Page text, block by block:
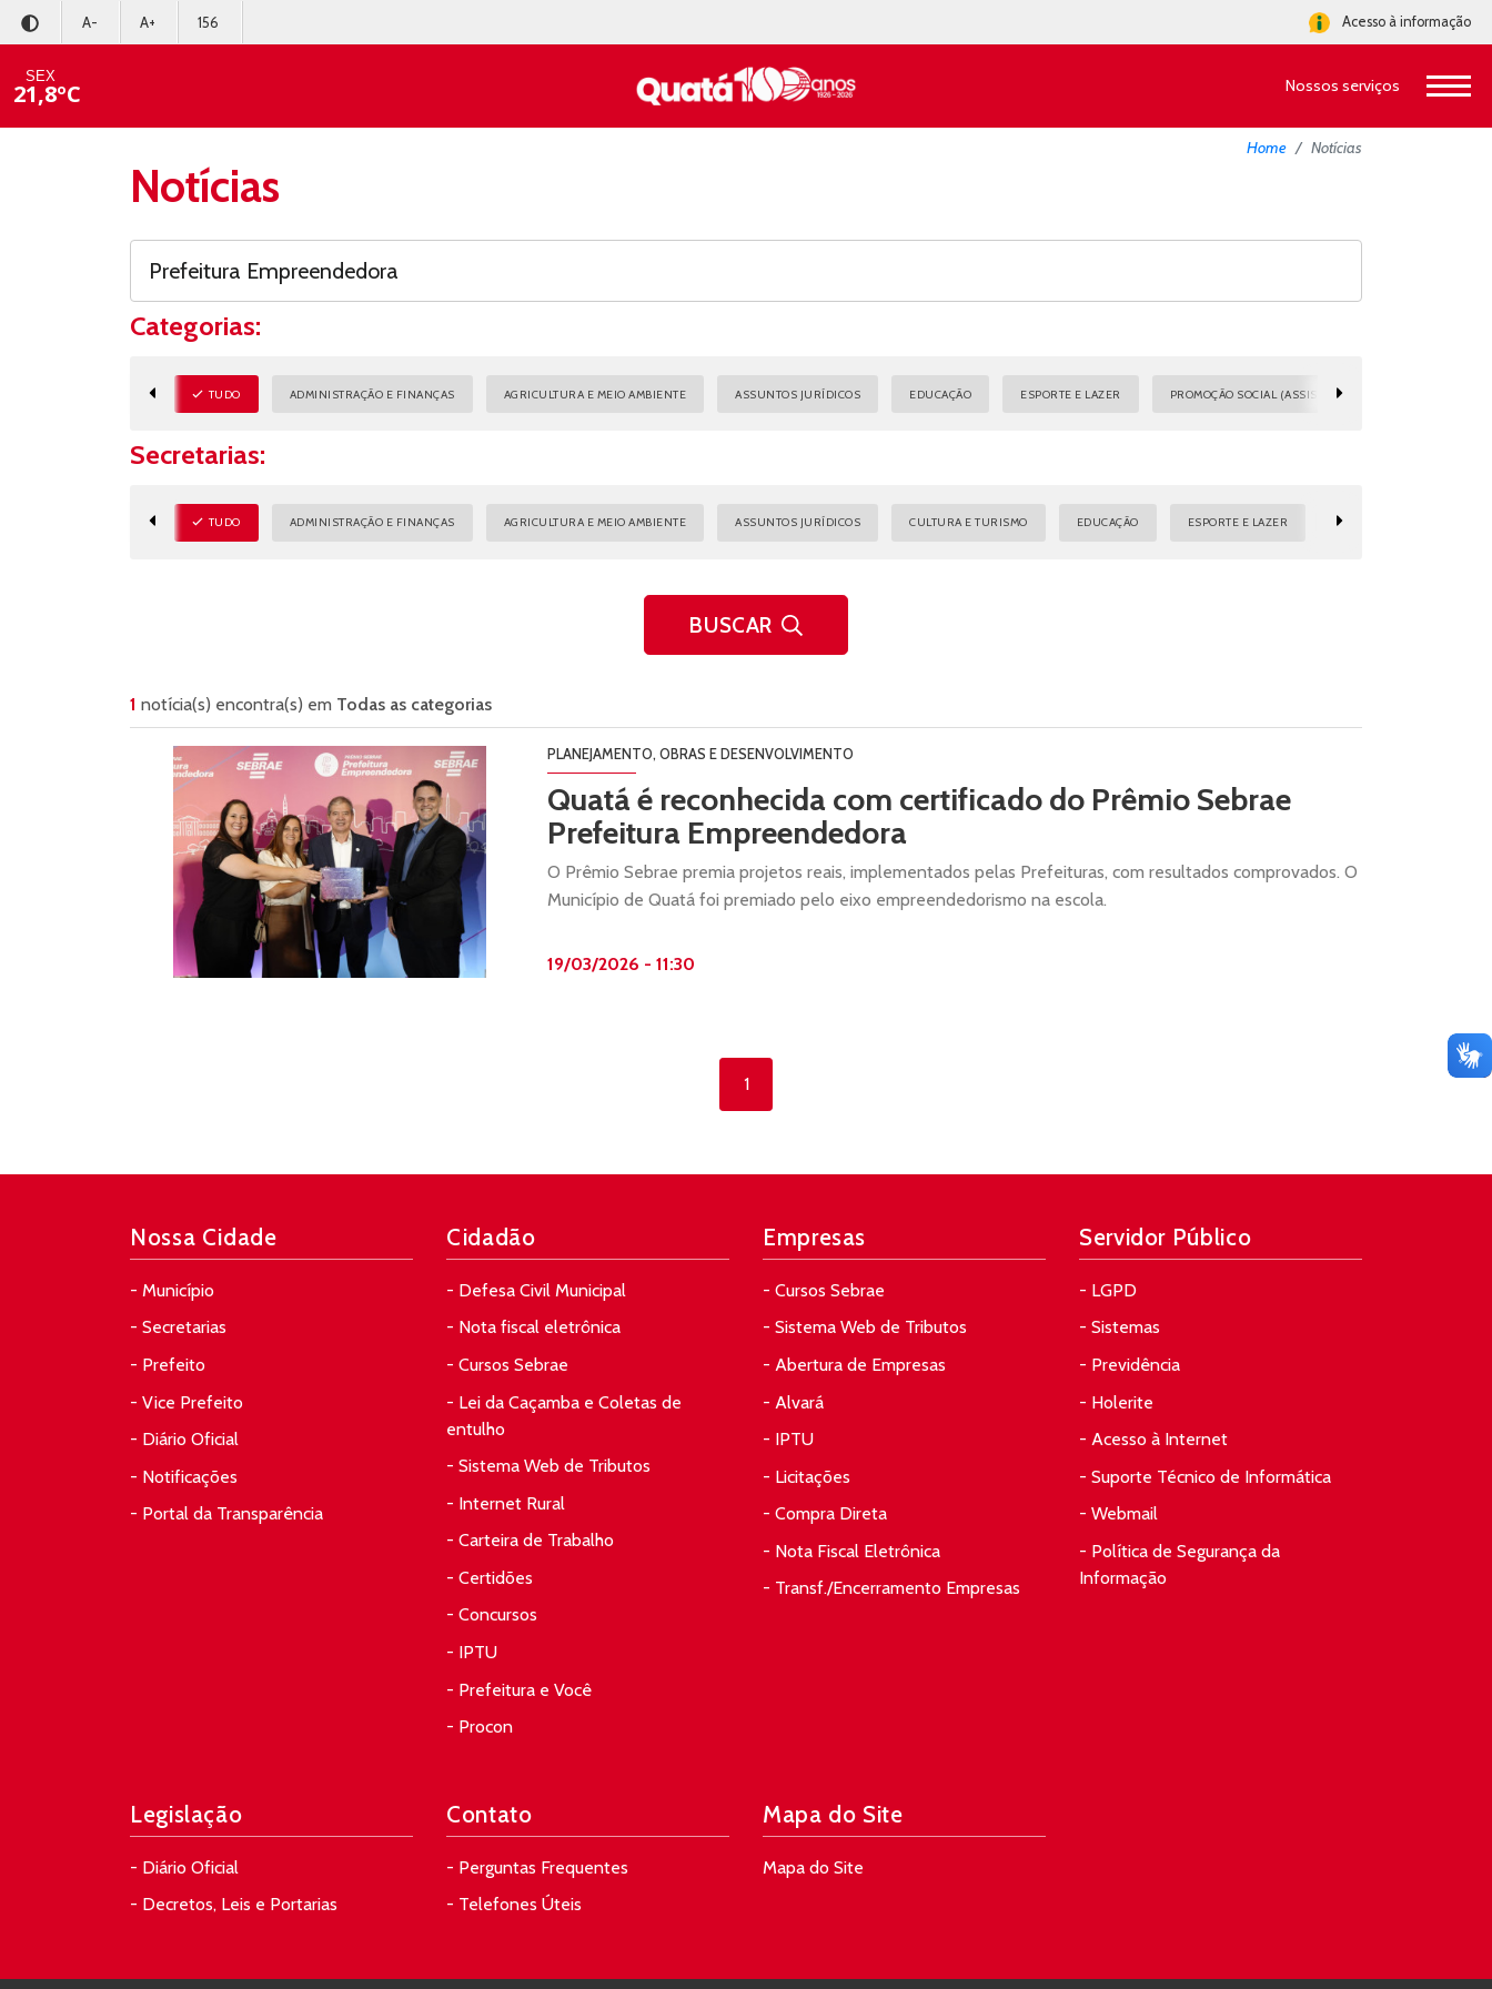
A- A+ 156
SEX
21,8ºC Nossos serviços
Acesso à informação
Home Notícias
Notícias
Categorias:
TUDO ADMINISTRAÇÃO E FINANÇAS AGRICULTURA E MEIO AMBIENTE ASSUNTOS JURÍDICOS EDUCAÇÃO ESPORTE E LAZER PROMOÇÃO SOCIAL (ASSISTÊNCIA)
Secretarias:
TUDO ADMINISTRAÇÃO E FINANÇAS AGRICULTURA E MEIO AMBIENTE ASSUNTOS JURÍDICOS CULTURA E TURISMO EDUCAÇÃO ESPORTE E LAZER INFRAESTRUTURA,
BUSCAR
1 notícia(s) encontra(s) em Todas as categorias
PLANEJAMENTO, OBRAS E DESENVOLVIMENTO
Quatá é reconhecida com certificado do Prêmio Sebrae
Prefeitura Empreendedora
O Prêmio Sebrae premia projetos reais, implementados pelas Prefeituras, com resultados comprovados. O
Município de Quatá foi premiado pelo eixo empreendedorismo na escola.
19/03/2026 - 11:30
1
Nossa Cidade
- Município
- Secretarias
- Prefeito
- Vice Prefeito
- Diário Oficial
- Notificações
- Portal da Transparência
Cidadão
- Defesa Civil Municipal
- Nota fiscal eletrônica
- Cursos Sebrae
- Lei da Caçamba e Coletas de
entulho
- Sistema Web de Tributos
- Internet Rural
- Carteira de Trabalho
- Certidões
- Concursos
- IPTU
- Prefeitura e Você
- Procon
Empresas
- Cursos Sebrae
- Sistema Web de Tributos
- Abertura de Empresas
- Alvará
- IPTU
- Licitações
- Compra Direta
- Nota Fiscal Eletrônica
- Transf./Encerramento Empresas
Servidor Público
- LGPD
- Sistemas
- Previdência
- Holerite
- Acesso à Internet
- Suporte Técnico de Informática
- Webmail
- Política de Segurança da
Informação
Legislação
- Diário Oficial
- Decretos, Leis e Portarias
Contato
- Perguntas Frequentes
- Telefones Úteis
Mapa do Site
Mapa do Site